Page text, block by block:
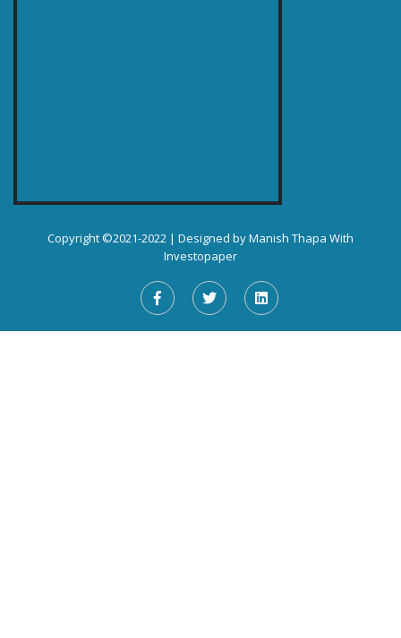
Copyright ©2021-2022 | Designed byManish Thapa With
Investopaper